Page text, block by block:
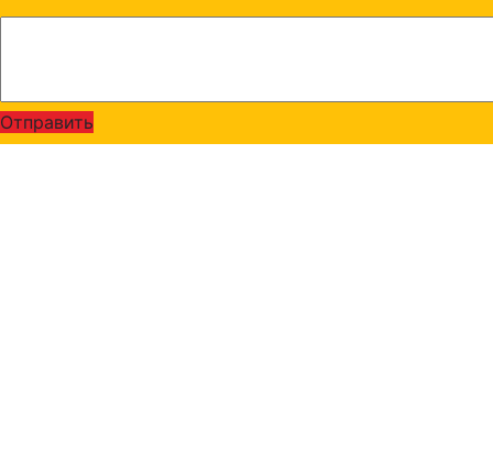
Отправить